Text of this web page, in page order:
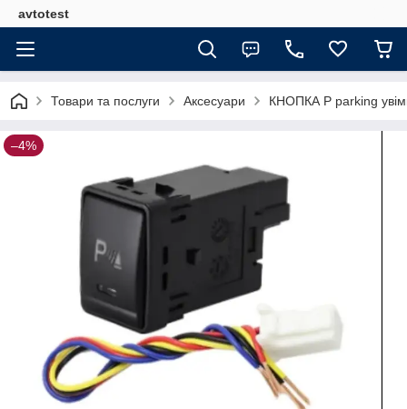
avtotest
Товари та послуги Аксесуари КНОПКА P parking
–4%